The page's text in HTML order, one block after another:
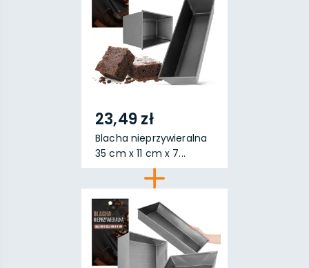
23,49 zł
Blacha nieprzywieralna
35 cm x 11 cm x 7...